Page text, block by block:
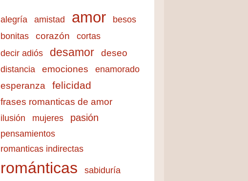
alegría amistad amor besos
bonitas corazón cortas
decir adiós desamor deseo
distancia emociones enamorado
esperanza felicidad
frases romanticas de amor
ilusión mujeres pasión
pensamientos
romanticas indirectas
románticas
sabiduría